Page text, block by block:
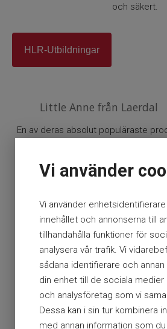
Vi använder
Vi använder
innehållet och annonserna till
tillhandahålla funktioner för
analysera vår trafik. Vi
sådana identifierare och
din enhet till de sociala medier
och analysföretag som vi
Dessa kan i sin tur kombinera
med annan information som
och säkert.
HLR-Utbildningar
Little Anne från Laerdal
En av deras absolut populäraste
en defibrillator
för att återställa hjärtats normala
Som livräddare kan du inte ge en
hjärtstartaren in…
HLR-dockor i utbildning
vid ett eventuellt hjärtstopp. Genom